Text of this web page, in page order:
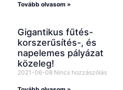
Tovább olvasom »
Gigantikus fűtés-
korszerűsítés-, és
napelemes pályázat
közeleg!
2021-06-08 Nincs hozzászólás